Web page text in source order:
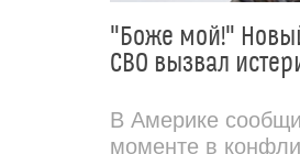
"Боже мой!"
СВО вызвал
В Америке
моменте в